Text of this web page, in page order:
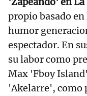
propio basado
humor
espectador. En
su labor como
Max 'Fboy
'Akelarre', como